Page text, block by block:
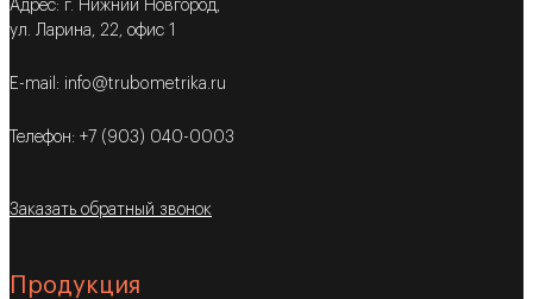
Адрес: г. Нижний Новгород,
ул. Ларина, 22, офис 1
E-mail: info@trubometrika.ru
Телефон: +7 (903) 040-0003
Заказать обратный звонок
Продукция